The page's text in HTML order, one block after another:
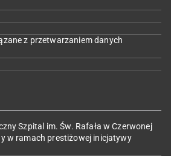
z przetwarzaniem danych
Szpital im. Św. Rafała w Czerwonej
w ramach prestiżowej inicjatywy